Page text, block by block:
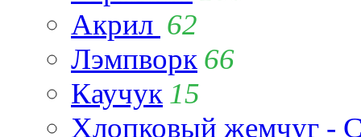
Акрил 62
Лэмпворк 66
Каучук 15
Хлопковый жемчуг -